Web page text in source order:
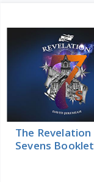
The Revelation
Sevens Booklet